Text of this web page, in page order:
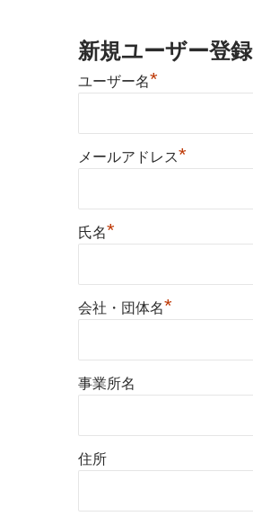
新規ユーザー登録
ユーザー名*
メールアドレス*
氏名*
会社・団体名*
事業所名
住所